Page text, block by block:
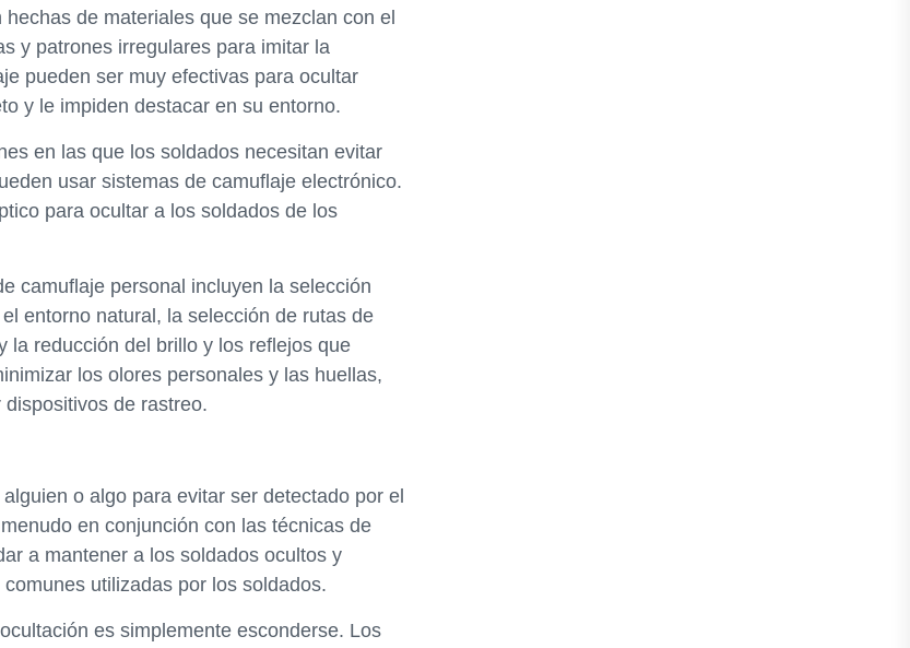
de materiales que se mezclan con el
y patrones irregulares para imitar la
pueden ser muy efectivas para ocultar
y le impiden destacar en su entorno.
en las que los soldados necesitan evitar
usar sistemas de camuflaje electrónico.
para ocultar a los soldados de los
camuflaje personal incluyen la selección
entorno natural, la selección de rutas de
la reducción del brillo y los reflejos que
los olores personales y las huellas,
de rastreo.
o algo para evitar ser detectado por el
en conjunción con las técnicas de
a mantener a los soldados ocultos y
utilizadas por los soldados.
es simplemente esconderse. Los